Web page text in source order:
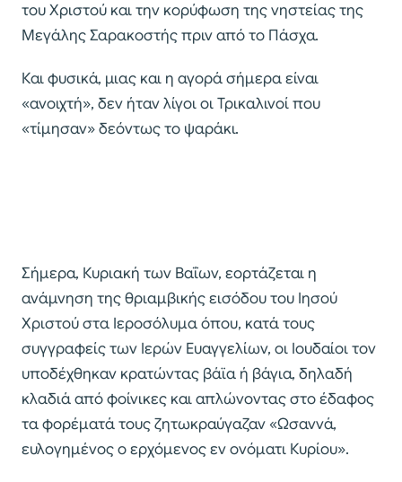
του Χριστού και την κορύφωση της νηστείας της
Μεγάλης Σαρακοστής πριν από το Πάσχα.
Και φυσικά, μιας και η αγορά σήμερα είναι
«ανοιχτή», δεν ήταν λίγοι οι Τρικαλινοί που
«τίμησαν» δεόντως το ψαράκι.
Σήμερα, Κυριακή των Βαΐων, εορτάζεται η
ανάμνηση της θριαμβικής εισόδου του Ιησού
Χριστού στα Ιεροσόλυμα όπου, κατά τους
συγγραφείς των Ιερών Ευαγγελίων, οι Ιουδαίοι τον
υποδέχθηκαν κρατώντας βάϊα ή βάγια, δηλαδή
κλαδιά από φοίνικες και απλώνοντας στο έδαφος
τα φορέματά τους ζητωκραύγαζαν «Ωσαννά,
ευλογημένος ο ερχόμενος εν ονόματι Κυρίου».